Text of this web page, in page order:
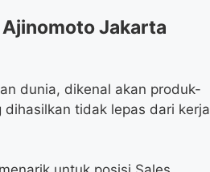
Jakarta
dunia, dikenal akan produk-
tidak lepas dari kerja